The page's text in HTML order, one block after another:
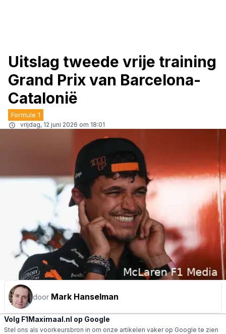
Uitslag tweede vrije training
Grand Prix van Barcelona-
Catalonië
Formule 1
vrijdag, 12 juni 2026 om 18:01
door Mark Hanselman
Volg F1Maximaal.nl op Google
Stel ons als voorkeursbron in om onze artikelen vaker op Google te zien